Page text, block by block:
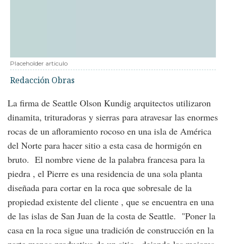
Placeholder articulo
Redacción Obras
La firma de Seattle Olson Kundig arquitectos utilizaron
dinamita, trituradoras y sierras para atravesar las enormes
rocas de un afloramiento rocoso en una isla de América
del Norte para hacer sitio a esta casa de hormigón en
bruto. El nombre viene de la palabra francesa para la
piedra , el Pierre es una residencia de una sola planta
diseñada para cortar en la roca que sobresale de la
propiedad existente del cliente , que se encuentra en una
de las islas de San Juan de la costa de Seattle. "Poner la
casa en la roca sigue una tradición de construcción en la